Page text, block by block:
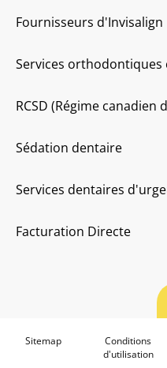
Fournisseurs d'Invisalign
Services
RCSD (Régime canadien
Sédation dentaire
Services dentaires
Facturation Directe
Sitemap
Conditions
d'utilisation